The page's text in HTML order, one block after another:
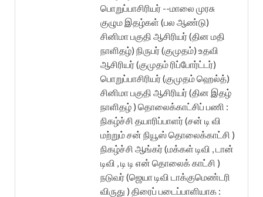
பொறுப்பாசிரியர் --மாலை முரசு
குழும இதழ்கள் (பல ஆண்டு)
சினிமா பகுதி ஆசிரியர் (தின மதி
நாளிதழ்) நிருபர் (குமுதம்) உதவி
ஆசிரியர் (குமுதம் ரிப்போர்ட்டர்)
பொறுப்பாசிரியர் (குமுதம் ஹெல்த்)
சினிமா பகுதி ஆசிரியர் (தின இதழ்
நாளிதழ் ) தொலைக்காட்சிப் பணி :
நிகழ்ச்சி தயாரிப்பாளர் (சன் டி வி
மற்றும் சன் நியூஸ் தொலைக்காட்சி )
நிகழ்ச்சி ஆங்கர் (மக்கள் டிவி , டான்
டிவி , டி டி என் தொலைக் காட்சி )
நடுவர் (ஜெயா டிவி டாக்குமெண்டரி
விருது ) திரைப் படைப்பாளியாக :